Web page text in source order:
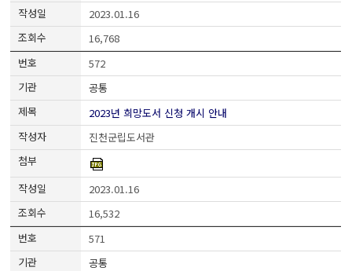
2023.01.16
16,768
572
공통
2023년 희망도서 신청 개시 안내
진천군립도서관
2023.01.16
16,532
571
공통